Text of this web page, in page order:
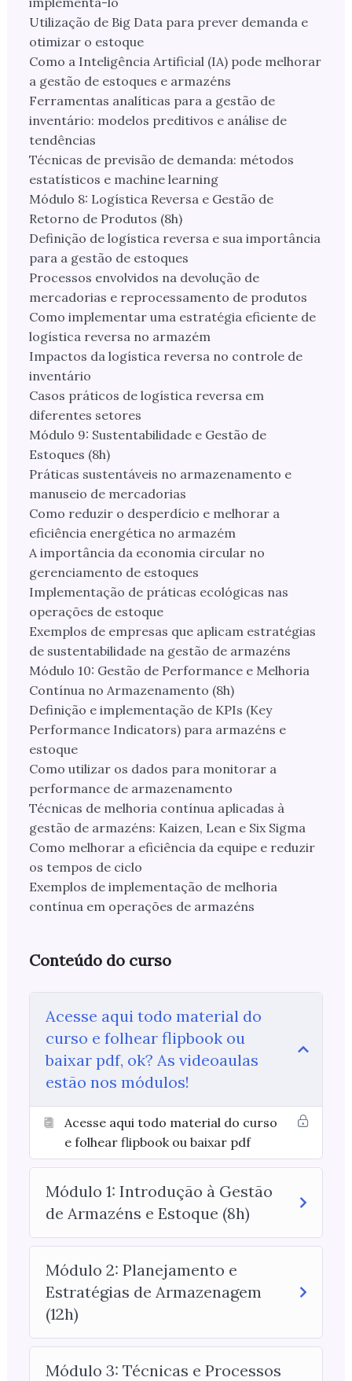
Utilização de Big Data para prever demanda e
otimizar o estoque
Como a Inteligência Artificial (IA) pode melhorar
a gestão de estoques e armazéns
Ferramentas analíticas para a gestão de
inventário: modelos preditivos e análise de
tendências
Técnicas de previsão de demanda: métodos
estatísticos e machine learning
Módulo 8: Logística Reversa e Gestão de
Retorno de Produtos (8h)
Definição de logística reversa e sua importância
para a gestão de estoques
Processos envolvidos na devolução de
mercadorias e reprocessamento de produtos
Como implementar uma estratégia eficiente de
logística reversa no armazém
Impactos da logística reversa no controle de
inventário
Casos práticos de logística reversa em
diferentes setores
Módulo 9: Sustentabilidade e Gestão de
Estoques (8h)
Práticas sustentáveis no armazenamento e
manuseio de mercadorias
Como reduzir o desperdício e melhorar a
eficiência energética no armazém
A importância da economia circular no
gerenciamento de estoques
Implementação de práticas ecológicas nas
operações de estoque
Exemplos de empresas que aplicam estratégias
de sustentabilidade na gestão de armazéns
Módulo 10: Gestão de Performance e Melhoria
Contínua no Armazenamento (8h)
Definição e implementação de KPIs (Key
Performance Indicators) para armazéns e
estoque
Como utilizar os dados para monitorar a
performance de armazenamento
Técnicas de melhoria contínua aplicadas à
gestão de armazéns: Kaizen, Lean e Six Sigma
Como melhorar a eficiência da equipe e reduzir
os tempos de ciclo
Exemplos de implementação de melhoria
contínua em operações de armazéns
Conteúdo do curso
Acesse aqui todo material do
curso e folhear flipbook ou
baixar pdf, ok? As videoaulas
estão nos módulos!
Acesse aqui todo material do curso
e folhear flipbook ou baixar pdf
Módulo 1: Introdução à Gestão
de Armazéns e Estoque (8h)
Módulo 2: Planejamento e
Estratégias de Armazenagem
(12h)
Módulo 3: Técnicas e Processos